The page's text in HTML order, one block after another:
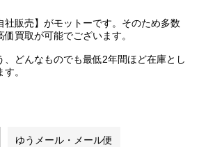
社販売】がモットーです。そのため多数
買取が可能でございます。
、どんなものでも最低2年間ほど在庫とし
。
ゆうメール・メール便